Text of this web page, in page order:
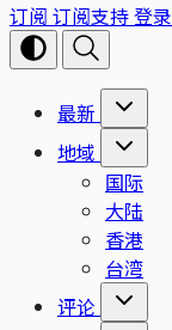
订阅 订阅支持登录
最新
地域
国际
大陆
香港
台湾
评论